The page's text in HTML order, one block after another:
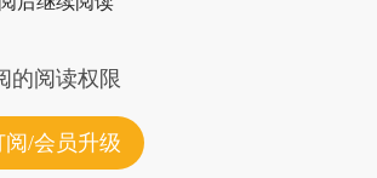
的阅读权限
阅/会员升级